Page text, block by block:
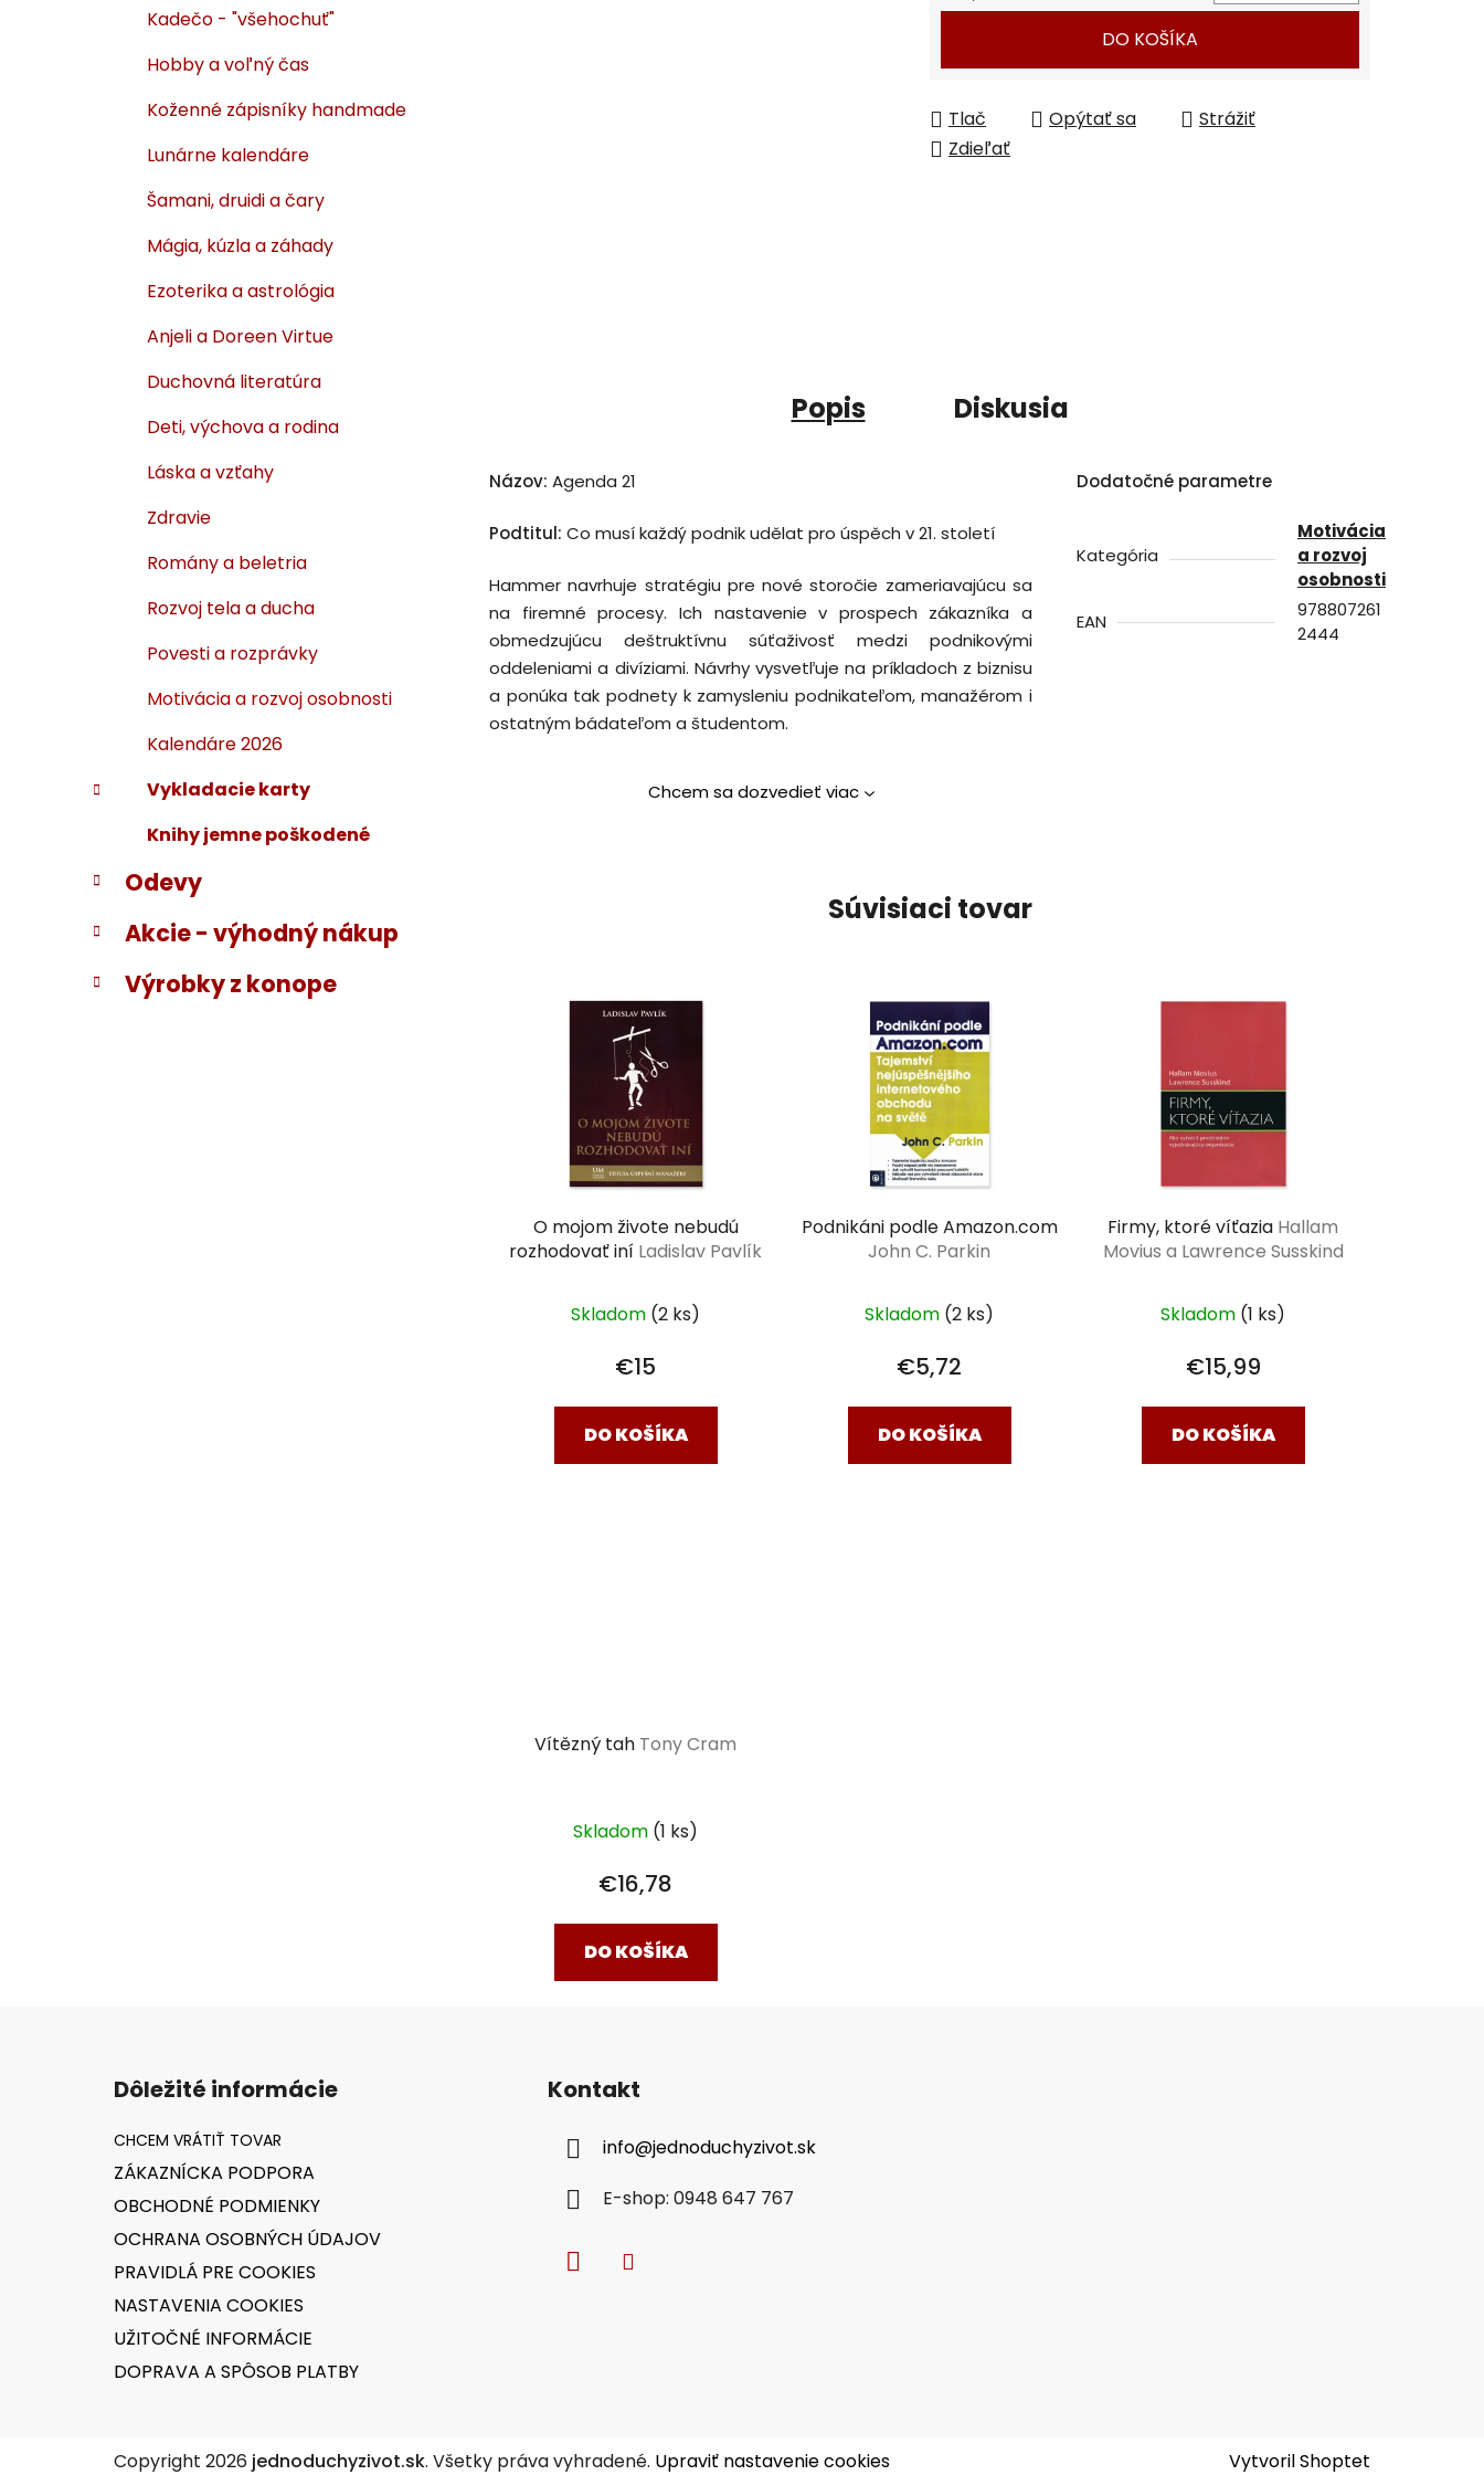
Kadečo - "všehochuť"
Hobby a voľný čas
Koženné zápisníky handmade
Lunárne kalendáre
Šamani, druidi a čary
Mágia, kúzla a záhady
Ezoterika a astrológia
Anjeli a Doreen Virtue
Duchovná literatúra
Deti, výchova a rodina
Láska a vzťahy
Zdravie
Romány a beletria
Rozvoj tela a ducha
Povesti a rozprávky
Motivácia a rozvoj osobnosti
Kalendáre 2026
Vykladacie karty
Knihy jemne poškodené
Odevy
Akcie - výhodný nákup
Výrobky z konope
DO KOŠÍKA
Tlač Opýtať sa
Strážiť
Zdieľať
Popis Diskusia
Názov: Agenda 21
Podtitul: Co musí každý podnik udělat pro úspěch v 21. století
Hammer navrhuje stratégiu pre nové storočie zameriavajúcu sa
na firemné procesy. Ich nastavenie v prospech zákazníka a
obmedzujúcu deštruktívnu súťaživosť medzi podnikovými
oddeleniami a divíziami. Návrhy vysvetľuje na príkladoch z biznisu
a ponúka tak podnety k zamysleniu podnikateľom, manažérom i
ostatným bádateľom a študentom.
Chcem sa dozvedieť viac
Dodatočné parametre
Kategória
Motivácia
a rozvoj
osobnosti
EAN
978807261
2444
Súvisiaci tovar
O mojom živote nebudú
rozhodovať iní Ladislav Pavlík
Skladom (2 ks)
€15
DO KOŠÍKA
Podnikáni podle Amazon.com
John C. Parkin
Skladom (2 ks)
€5,72
DO KOŠÍKA
Firmy, ktoré víťazia Hallam
Movius a Lawrence Susskind
Skladom (1 ks)
€15,99
DO KOŠÍKA
Vítězný tah Tony Cram
Skladom (1 ks)
€16,78
DO KOŠÍKA
Dôležité informácie
ZÁKAZNÍCKA PODPORA
OBCHODNÉ PODMIENKY
OCHRANA OSOBNÝCH ÚDAJOV
PRAVIDLÁ PRE COOKIES
NASTAVENIA COOKIES
UŽITOČNÉ INFORMÁCIE
DOPRAVA A SPÔSOB PLATBY
Kontakt
info@jednoduchyzivot.sk
E-shop: 0948 647 767
Vytvoril Shoptet
Copyright 2026 jednoduchyzivot.sk. Všetky práva vyhradené. Upraviť nastavenie cookies